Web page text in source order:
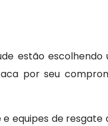
estão
por seu
equipes de resgate